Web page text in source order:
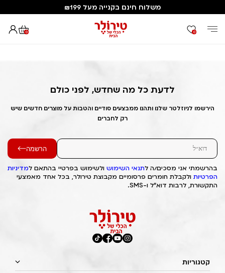
משלוח חינם בקנייה מעל ₪199
0 0
דף הבית Out of Stock Alert 2025/04/07 1744057058
לדעת כל מה שחדש, לפני כולם
הירשמו לניוזלטר שלנו ותהנו ממבצעים סודיים והטבות על מוצרים חדשים שיש
רק לחברים
הרשמה
בהרשמתי אני מסכים/ה לתנאי השימוש ולשימוש בפרטיי בהתאם למדיניות
הפרטיות ולקבלת חומרים פרסומיים מקבוצת טירולר, בכל אחד מאמצעי
התקשורת, לרבות דוא"ל ו-SMS.
קטגוריות